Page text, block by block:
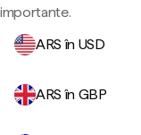
importante.
ARS în USD
ARS în GBP